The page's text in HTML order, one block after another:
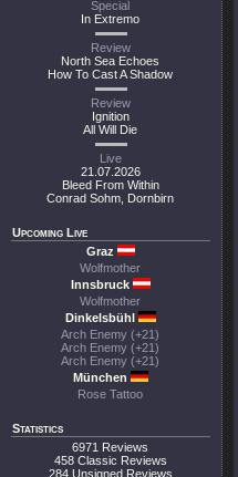
Special
In Extremo
Review
North Sea Echoes
How To Cast A Shadow
Review
Ignition
All Will Die
Live
21.07.2026
Bleed From Within
Conrad Sohm, Dornbirn
Upcoming Live
Graz
Wolfmother
Innsbruck
Wolfmother
Dinkelsbühl
Arch Enemy (+21)
Arch Enemy (+21)
Arch Enemy (+21)
München
Rose Tattoo
Statistics
6971 Reviews
458 Classic Reviews
284 Unsigned Reviews